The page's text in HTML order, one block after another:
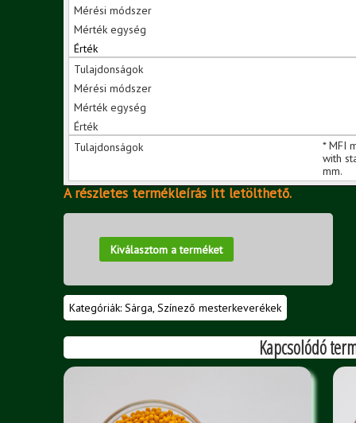
* MFI
with
mm.
A részletes termékleírás itt letölthető.
Kiválasztom a terméket
Kategóriák: Sárga, Színező mesterkeverékek
Kapcsolódó